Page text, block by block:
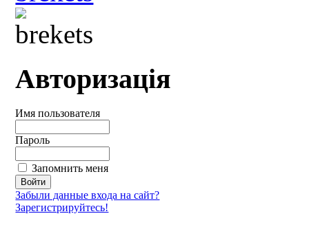
Авторизація
Имя пользователя
Пароль
Запомнить меня
Забыли данные входа на сайт?
Зарегистрируйтесь!